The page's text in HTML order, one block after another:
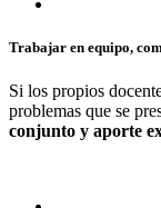
Trabajar en equipo,
Si los propios
problemas que se
conjunto y aporte